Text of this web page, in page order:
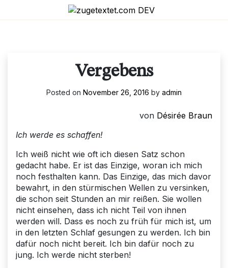
Vergebens
Posted on November 26, 2016 by admin
von Désirée Braun
Ich werde es schaffen!
Ich weiß nicht wie oft ich diesen Satz schon
gedacht habe. Er ist das Einzige, woran ich mich
noch festhalten kann. Das Einzige, das mich davor
bewahrt, in den stürmischen Wellen zu versinken,
die schon seit Stunden an mir reißen. Sie wollen
nicht einsehen, dass ich nicht Teil von ihnen
werden will. Dass es noch zu früh für mich ist, um
in den letzten Schlaf gesungen zu werden. Ich bin
dafür noch nicht bereit. Ich bin dafür noch zu
jung. Ich werde nicht sterben!